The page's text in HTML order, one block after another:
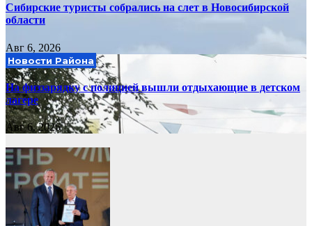
Сибирские туристы собрались на слет в Новосибирской
области
Авг 6, 2026
Новости Района
На физзарядку с полицией вышли отдыхающие в детском
лагере
Авг 6, 2026